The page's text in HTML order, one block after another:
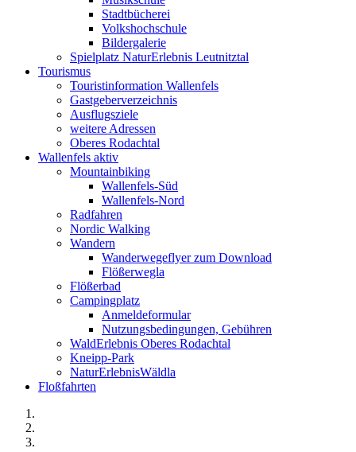
Stadtbücherei
Volkshochschule
Bildergalerie
Spielplatz NaturErlebnis Leutnitztal
Tourismus
Touristinformation Wallenfels
Gastgeberverzeichnis
Ausflugsziele
weitere Adressen
Oberes Rodachtal
Wallenfels aktiv
Mountainbiking
Wallenfels-Süd
Wallenfels-Nord
Radfahren
Nordic Walking
Wandern
Wanderwegeflyer zum Download
Flößerwegla
Flößerbad
Campingplatz
Anmeldeformular
Nutzungsbedingungen, Gebühren
WaldErlebnis Oberes Rodachtal
Kneipp-Park
NaturErlebnisWäldla
Floßfahrten